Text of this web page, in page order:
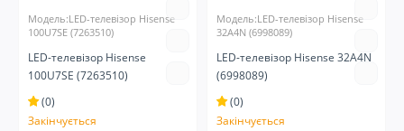
Модель:LED-телевізор Hisense
100U7SE (7263510)
LED-телевізор Hisense
100U7SE (7263510)
(0)
Закінчується
Модель:LED-телевізор Hisense
32A4N (6998089)
LED-телевізор Hisense 32A4N
(6998089)
(0)
Закінчується